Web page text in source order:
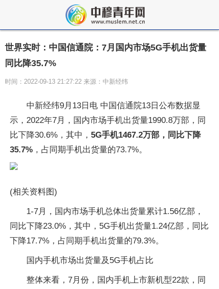
世界实时：中国信通院：7月国内市场5G手机出货量
同比降35.7%
时间：2022-09-13 21:27:22 来源：中新经纬
中新经纬9月13日电 中国信通院13日公布数据显
示，2022年7月，国内市场手机出货量1990.8万部，同
比下降30.6%，其中， 5G手机1467.2万部，同比下降
35.7% ，占同期手机出货量的73.7%。
(相关资料图)
1-7月，国内市场手机总体出货量累计1.56亿部，
同比下降23.0%，其中，5G手机出货量1.24亿部，同比
下降17.7%，占同期手机出货量的79.3%。
国内手机市场出货量及5G手机占比
整体来看，7月份，国内手机上市新机型22款，同